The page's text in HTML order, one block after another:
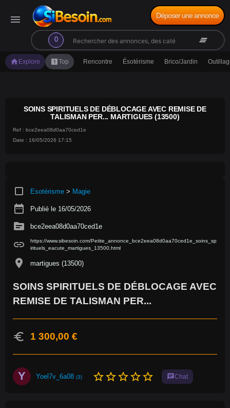
menu
0
search clear_all
Déposer une annonce
home Explore looks_oneTop Rencontre Ésotérisme Brico/Jardin
SOINS SPIRITUELS DE DÉBLOCAGE AVEC REMISE DE
TALISMAN PER... MARTIGUES (13500)
Ref : bce2eea08d0aa70ced1e
Date : 16/05/2026 17:15
crop_square Esotérisme > Magie
date_range Publié le 16/05/2026
source bce2eea08d0aa70ced1e
link
https://www.sibesoin.com/Petite_annonce_bce2eea08d0aa70ced1e_soins_sp
irituels_eacute_martigues_13500.html
location_on martigues (13500)
SOINS SPIRITUELS DE DÉBLOCAGE AVEC
REMISE DE TALISMAN PER...
euro 1 300,00 €
Y Yoel7v_6a08 (3) star_borderstar_borderstar_borderstar_borderstar_border chatChat